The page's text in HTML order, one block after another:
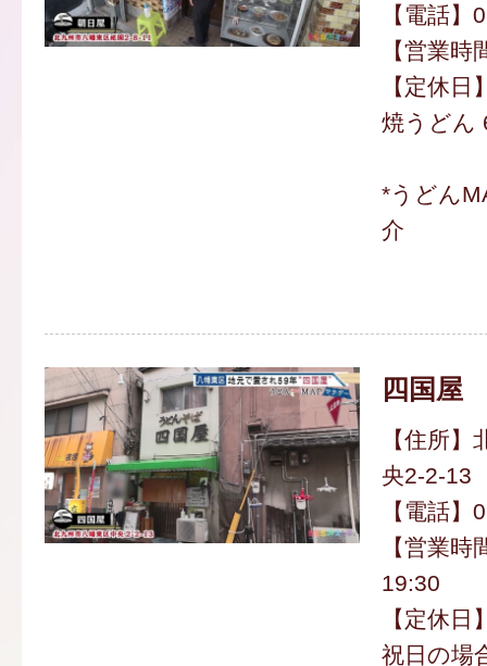
【電話
【営業
【定休日
焼うどん
*うどん
介
四国屋
【住所
央2-2-13
【電話
【営業
19:30
【定休
祝日の場